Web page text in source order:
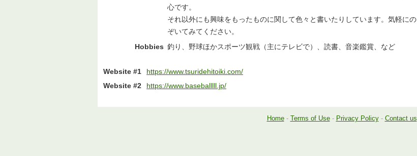
心です。
それ以外にも興味をもったものに関して色々と書いたりしています。気軽にの
ぞいてみてください。
Hobbies 釣り、野球ほかスポーツ観戦（主にテレビで）、読書、音楽鑑賞、など
Website #1
https://www.tsuridehitoiki.com/
Website #2
https://www.baseballlll.jp/
Home- Terms of Use- Privacy Policy- Contact us